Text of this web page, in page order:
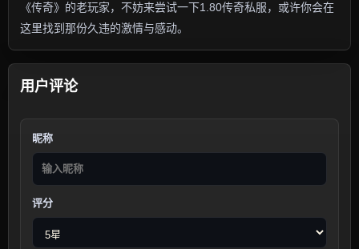
《传奇》的老玩家，不妨来尝试一下1.80传奇私服，或许你会在
这里找到那份久违的激情与感动。
用户评论
昵称
评分